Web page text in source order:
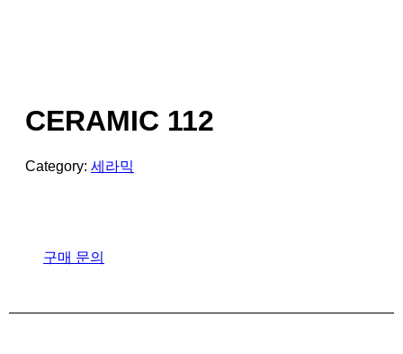
CERAMIC 112
Category: 세라믹
구매 문의